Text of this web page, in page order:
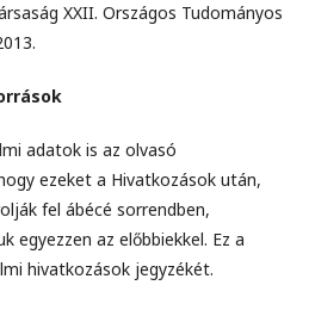
XXII. Országos Tudományos
adatok is az olvasó
ezeket a Hivatkozások után,
fel ábécé sorrendben,
egyezzen az előbbiekkel. Ez a
hivatkozások jegyzékét.